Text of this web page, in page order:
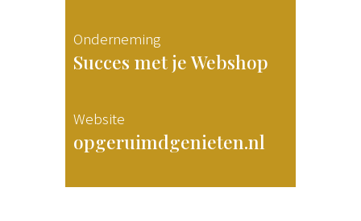
Onderneming
Succes met je Webshop
Website
opgeruimdgenieten.nl